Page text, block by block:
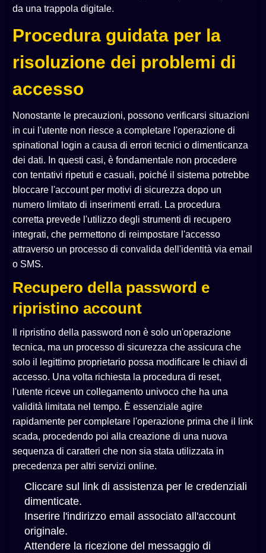
da una trappola digitale.
Procedura guidata per la
risoluzione dei problemi di
accesso
Nonostante le precauzioni, possono verificarsi situazioni
in cui l'utente non riesce a completare l'operazione di
spinational login a causa di errori tecnici o dimenticanza
dei dati. In questi casi, è fondamentale non procedere
con tentativi ripetuti e casuali, poiché il sistema potrebbe
bloccare l'account per motivi di sicurezza dopo un
numero limitato di inserimenti errati. La procedura
corretta prevede l'utilizzo degli strumenti di recupero
integrati, che permettono di reimpostare l'accesso
attraverso un processo di convalida dell'identità via email
o SMS.
Recupero della password e
ripristino account
Il ripristino della password non è solo un'operazione
tecnica, ma un processo di sicurezza che assicura che
solo il legittimo proprietario possa modificare le chiavi di
accesso. Una volta richiesta la procedura di reset,
l'utente riceve un collegamento univoco che ha una
validità limitata nel tempo. È essenziale agire
rapidamente per completare l'operazione prima che il link
scada, procedendo poi alla creazione di una nuova
sequenza di caratteri che non sia stata utilizzata in
precedenza per altri servizi online.
Cliccare sul link di assistenza per le credenziali
dimenticate.
Inserire l'indirizzo email associato all'account
originale.
Attendere la ricezione del messaggio di